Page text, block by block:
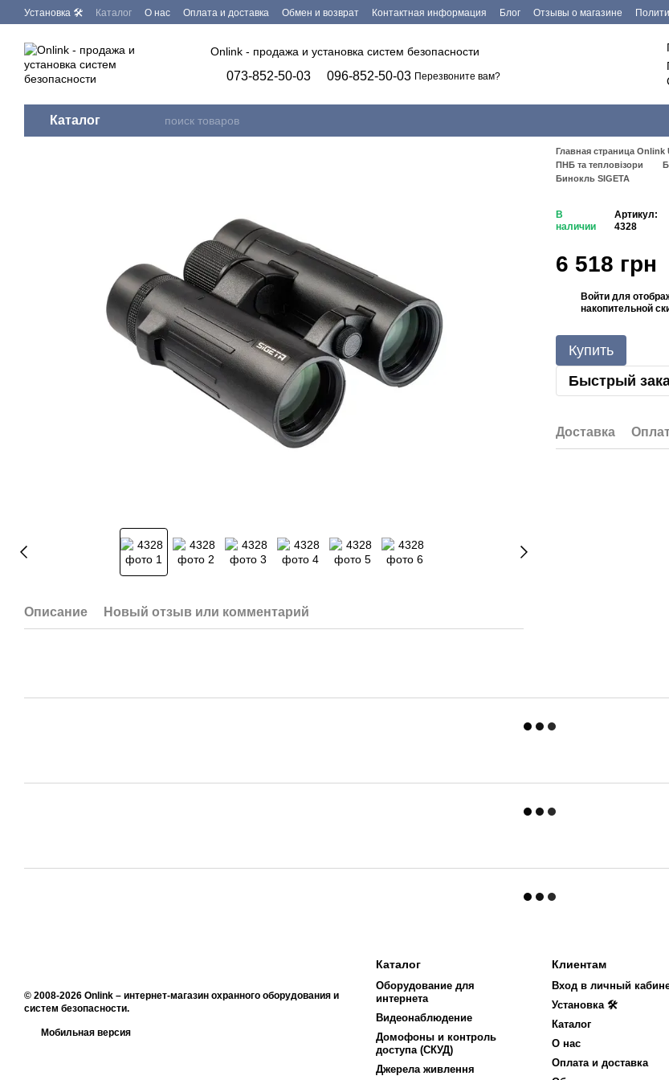
Перейти к основному контенту
Установка 🛠 Каталог О нас Оплата и доставка Обмен и возврат Контактная информация Блог Отзывы о магазине
Onlink - продажа и установка систем безопасности
073-852-50-03 096-852-50-03 Перезвоните вам?
Каталог
Описание Новый отзыв или комментарий
Главная страница Onlink
ПНБ та тепловізори
Бинокль SIGETA
В
наличии
Артикул:
4328
6 518 грн
Войти для
накопительной
Купить
Быстрый
Доставка
© 2008-2026 Onlink – интернет-магазин охранного оборудования и
систем безопасности.
Мобильная версия
Каталог
Оборудование для
интернета
Видеонаблюдение
Домофоны и контроль
доступа (СКУД)
Джерела живлення
Клиентам
Вход в личный
Установка 🛠
Каталог
О нас
Оплата и доставка